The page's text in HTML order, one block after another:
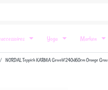
Yoga Marken
NORDAL Teppich KARMA Gewebt 240x160cm Orange Grau